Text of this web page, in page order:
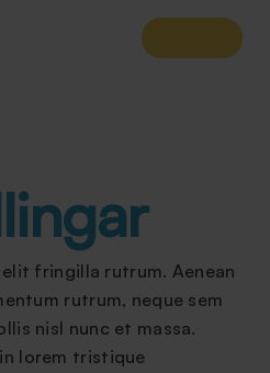
fringilla rutrum. Aenean
rutrum, neque sem
nisl nunc et massa.
lorem tristique